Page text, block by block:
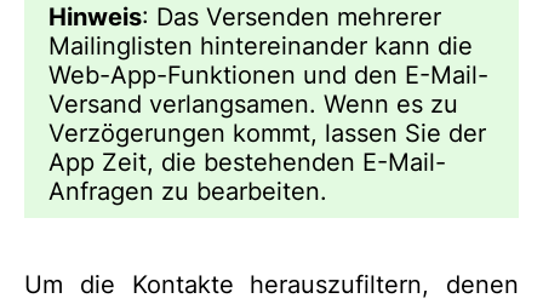
Hinweis: Das Versenden mehrerer
Mailinglisten hintereinander kann die
Web-App-Funktionen und den E-Mail-
Versand verlangsamen. Wenn es zu
Verzögerungen kommt, lassen Sie der
App Zeit, die bestehenden E-Mail-
Anfragen zu bearbeiten.
Um die Kontakte herauszufiltern, denen